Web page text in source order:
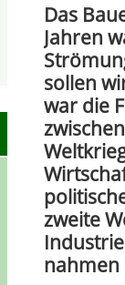
Das
Jahren
sollen
war die
zweite
nahmen